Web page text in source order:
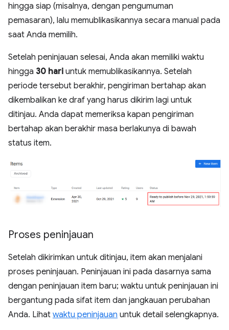
hingga siap (misalnya, dengan pengumuman
pemasaran), lalu memublikasikannya secara manual pada
saat Anda memilih.
Setelah peninjauan selesai, Anda akan memiliki waktu
hingga 30 hari untuk memublikasikannya. Setelah
periode tersebut berakhir, pengiriman bertahap akan
dikembalikan ke draf yang harus dikirim lagi untuk
ditinjau. Anda dapat memeriksa kapan pengiriman
bertahap akan berakhir masa berlakunya di bawah
status item.
Proses peninjauan
Setelah dikirimkan untuk ditinjau, item akan menjalani
proses peninjauan. Peninjauan ini pada dasarnya sama
dengan peninjauan item baru; waktu untuk peninjauan ini
bergantung pada sifat item dan jangkauan perubahan
Anda. Lihat waktu peninjauan untuk detail selengkapnya.